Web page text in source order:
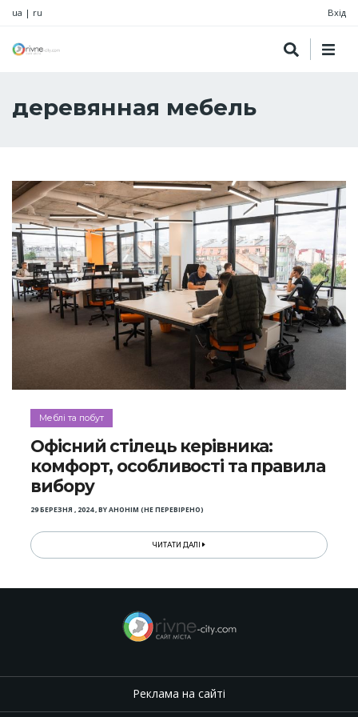
ua | ru Вхід
деревянная мебель
Меблі та побут
Офісний стілець керівника:
комфорт, особливості та правила
вибору
29 БЕРЕЗНЯ , 2024,BYАНОНІМ (НЕ ПЕРЕВІРЕНО)
ЧИТАТИ ДАЛІ
Реклама на сайті